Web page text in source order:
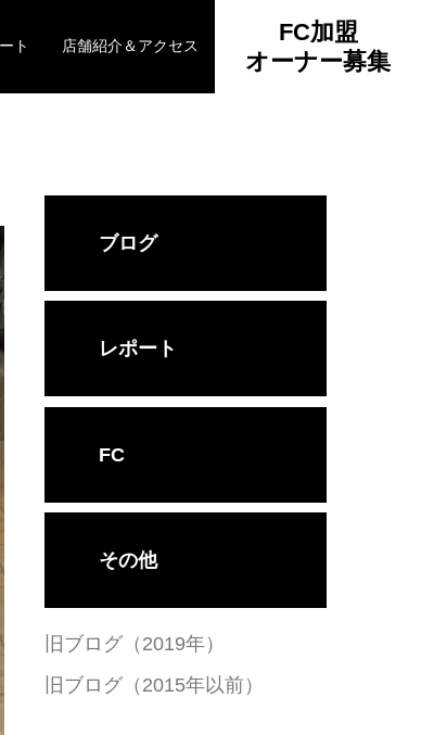
ト 店舗紹介＆アクセス
FC加盟
オーナー募集
ブログ
レポート
FC
その他
旧ブログ（2019年）
旧ブログ（2015年以前）